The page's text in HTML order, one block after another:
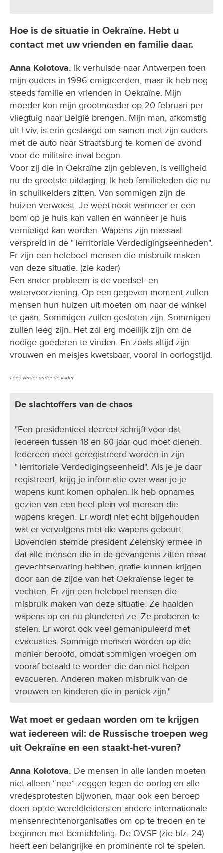
Hoe is de situatie in Oekraïne. Hebt u
contact met uw vrienden en familie daar.
Anna Kolotova. Ik verhuisde naar Antwerpen toen
mijn ouders in 1996 emigreerden, maar ik heb nog
steeds familie en vrienden in Oekraïne. Mijn
moeder kon mijn grootmoeder op 20 februari per
vliegtuig naar België brengen. Mijn man, afkomstig
uit Lviv, is erin geslaagd om samen met zijn ouders
met de auto naar Straatsburg te komen de avond
voor de militaire inval begon.
Voor zij die in Oekraïne zijn gebleven, is veiligheid
nu de grootste uitdaging. Ik heb familieleden die nu
in schuilkelders zitten. Van sommigen zijn de
huizen verwoest. Je weet nooit wanneer er een
bom op je huis kan vallen en wanneer je huis
vernietigd kan worden. Wapens zijn massaal
verspreid in de "Territoriale Verdedigingseenheden".
Er zijn een heleboel mensen die misbruik maken
van deze situatie. (zie kader)
Een ander probleem is de voedsel- en
watervoorziening. Op een gegeven moment zullen
mensen hun huizen uit moeten om naar de winkel
te gaan. Sommigen zullen gesloten zijn. Sommigen
zullen leeg zijn. Het zal erg moeilijk zijn om de
nodige goederen te vinden. En zoals altijd zijn
vrouwen en meisjes kwetsbaar, vooral in oorlogstijd.
Lees verder onder de kader
De slachtoffers van de chaos
"Een presidentieel decreet schrijft voor dat
iedereen tussen 18 en 60 jaar oud moet dienen.
Iedereen moet geregistreerd worden in zijn
"Territoriale Verdedigingseenheid". Als je je daar
registreert, krijg je informatie over waar je je
wapens kunt komen ophalen. Ik heb opnames
gezien van een heel plein vol mensen die
wapens kregen. Er wordt niet echt bijgehouden
wat er vervolgens met die wapens gebeurt.
Bovendien stemde president Zelensky ermee in
dat alle mensen die in de gevangenis zitten maar
gevechtservaring hebben, gratie kunnen krijgen
door aan de zijde van het Oekraïense leger te
vechten. Er zijn een heleboel mensen die
misbruik maken van deze situatie. Ze haalden
wapens op en nu plunderen ze. Ze proberen te
stelen. Er wordt ook veel gemanipuleerd met
evacuaties. Sommige mensen worden op die
manier beroofd, omdat sommigen vroegen om
vooraf betaald te worden die dan niet helpen
evacueren. Anderen maken misbruik van de
vrouwen en kinderen die in paniek zijn."
Wat moet er gedaan worden om te krijgen
wat iedereen wil: de Russische troepen weg
uit Oekraïne en een staakt-het-vuren?
Anna Kolotova. De mensen in alle landen moeten
niet alleen “nee” zeggen tegen de oorlog en alle
vredesprotesten bijwonen, maar ook een beroep
doen op de wereldleiders en andere internationale
mensenrechtenorganisaties om op te treden en te
beginnen met bemiddeling. De OVSE (zie blz. 24)
heeft een belangrijke en prominente rol te spelen.